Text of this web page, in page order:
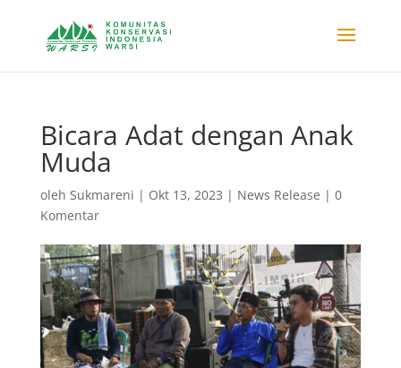
Bicara Adat dengan Anak
Muda
oleh Sukmareni | Okt 13, 2023 | News Release | 0
Komentar